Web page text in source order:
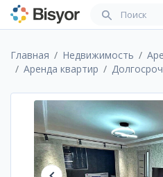
Главная Недвижимость
Аренда квартир